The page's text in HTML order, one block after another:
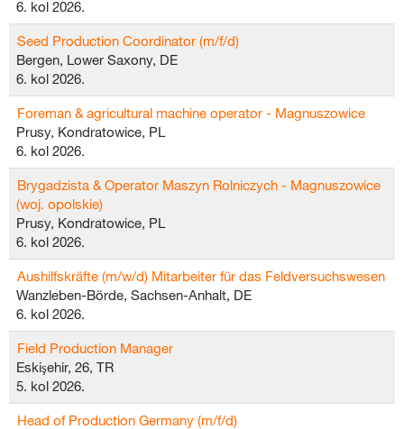
6. kol 2026.
Seed Production Coordinator (m/f/d)
Bergen, Lower Saxony, DE
6. kol 2026.
Foreman & agricultural machine operator - Magnuszowice
Prusy, Kondratowice, PL
6. kol 2026.
Brygadzista & Operator Maszyn Rolniczych - Magnuszowice
(woj. opolskie)
Prusy, Kondratowice, PL
6. kol 2026.
Aushilfskräfte (m/w/d) Mitarbeiter für das Feldversuchswesen
Wanzleben-Börde, Sachsen-Anhalt, DE
6. kol 2026.
Field Production Manager
Eskişehir, 26, TR
5. kol 2026.
Head of Production Germany (m/f/d)